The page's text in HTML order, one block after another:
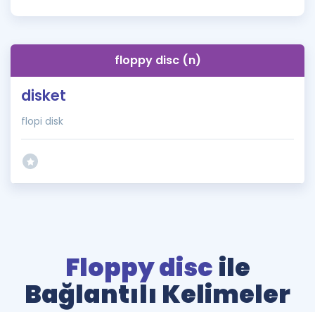
İngilizce Gramerfloppy disc (n)
disket
flopi disk
Floppy disc ile
Bağlantılı Kelimeler